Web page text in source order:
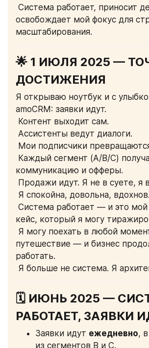
освобождает мой фокус для
масштабирования.
🌟 1 ИЮЛЯ 2025 —
ДОСТИЖЕНИЯ
Я открываю ноутбук и с
amoCRM: заявки идут.
Контент выходит сам.
Ассистенты ведут диалоги.
Мои подписчики
коммуникацию и офферы.
Продажи идут. Я не в суете, я
Я спокойна, довольна,
кейс, который я могу
путешествие — и бизнес
работать.
Я больше не система. Я
🗓 ИЮНЬ 2025 —
РАБОТАЕТ, ЗАЯВКИ
Заявки идут ежедневно,
из сегментов B и C.